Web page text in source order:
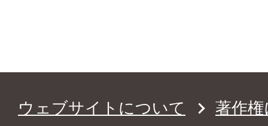
ウェブサイトについて
著作